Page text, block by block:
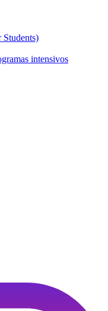
Students)
intensivos